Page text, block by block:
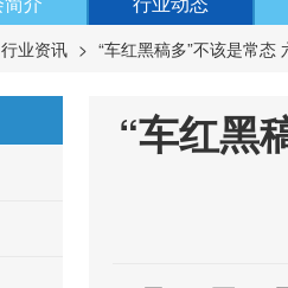
行业资讯 “车红黑稿多”不该是常
“车红黑